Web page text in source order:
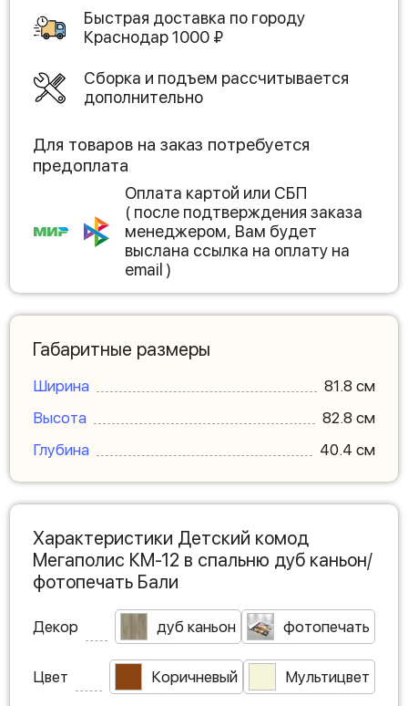
Быстрая доставка по городу
Краснодар1000 ₽
Сборка и подъем рассчитывается
дополнительно
Для товаров на заказ потребуется
предоплата
Оплата картой или СБП
( после подтверждения заказа
менеджером, Вам будет
выслана ссылка на оплату на
email )
Габаритные размеры
Ширина
81.8 см
Высота
82.8 см
Глубина
40.4 см
Характеристики Детский комод
Мегаполис КМ-12 в спальню дуб каньон/
фотопечать Бали
Декор дуб каньон фотопечать
Цвет Коричневый Мультицвет